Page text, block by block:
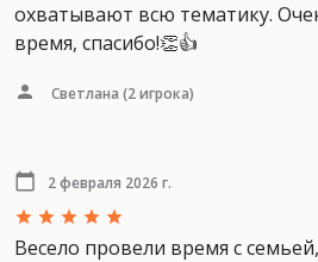
охватывают всю тематику.
время, спасибо!👏👍
Светлана (2 игрока)
2 февраля 2026 г.
Весело провели время с